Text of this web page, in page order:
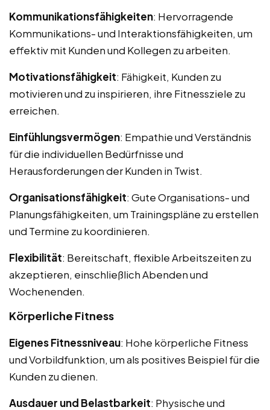
Kommunikationsfähigkeiten: Hervorragende
Kommunikations- und Interaktionsfähigkeiten, um
effektiv mit Kunden und Kollegen zu arbeiten.
Motivationsfähigkeit: Fähigkeit, Kunden zu
motivieren und zu inspirieren, ihre Fitnessziele zu
erreichen.
Einfühlungsvermögen: Empathie und Verständnis
für die individuellen Bedürfnisse und
Herausforderungen der Kunden in Twist.
Organisationsfähigkeit: Gute Organisations- und
Planungsfähigkeiten, um Trainingspläne zu erstellen
und Termine zu koordinieren.
Flexibilität: Bereitschaft, flexible Arbeitszeiten zu
akzeptieren, einschließlich Abenden und
Wochenenden.
Körperliche Fitness
Eigenes Fitnessniveau: Hohe körperliche Fitness
und Vorbildfunktion, um als positives Beispiel für die
Kunden zu dienen.
Ausdauer und Belastbarkeit: Physische und